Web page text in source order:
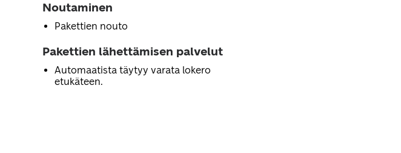
Noutaminen
Pakettien nouto
Pakettien lähettämisen palvelut
Automaatista täytyy varata lokero
etukäteen.